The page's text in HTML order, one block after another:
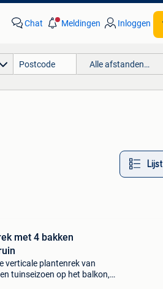
Chat Meldingen Inloggen
Alle afstanden…
Lijst
met 4 bakken
verticale plantenrek van
tuinseizoen op het balkon,